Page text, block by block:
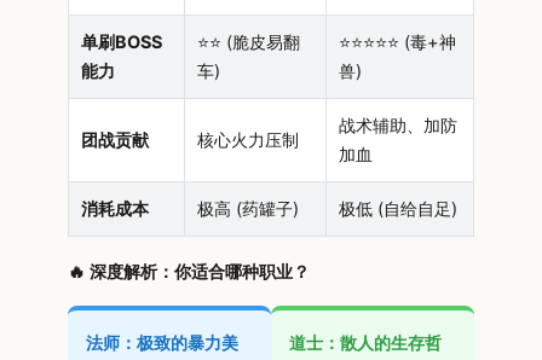
单刷BOSS
能力
⭐⭐ (脆皮易翻
车)
⭐⭐⭐⭐⭐ (毒+神
兽)
团战贡献 核心火力压制
战术辅助、加防
加血
消耗成本 极高 (药罐子) 极低 (自给自足)
🔥 深度解析：你适合哪种职业？
法师：极致的暴力美
道士：散人的生存哲